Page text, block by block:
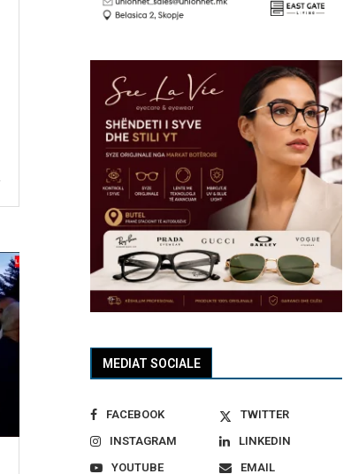
MEDIAT SOCIALE
FACEBOOK
TWITTER
INSTAGRAM
LINKEDIN
YOUTUBE
EMAIL